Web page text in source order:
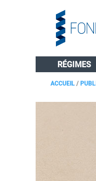
RÉGIMES
ACCUEIL/